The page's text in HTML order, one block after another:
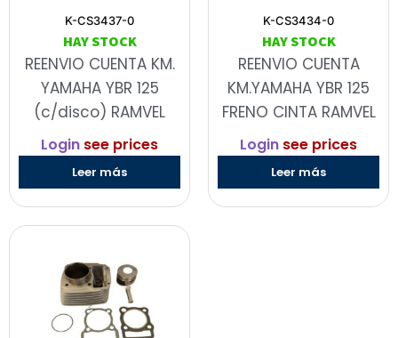
K-CS3437-0
HAY STOCK
REENVIO CUENTA KM.
YAMAHA YBR 125
(c/disco) RAMVEL
Login see prices
Leer más
K-CS3434-0
HAY STOCK
REENVIO CUENTA
KM.YAMAHA YBR 125
FRENO CINTA RAMVEL
Login see prices
Leer más